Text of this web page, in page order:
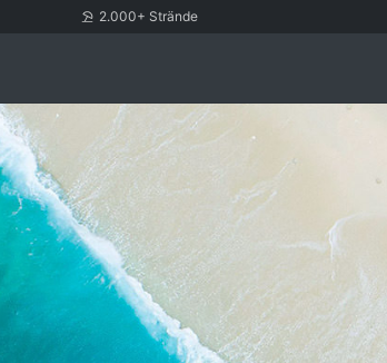
2.000+ Strände